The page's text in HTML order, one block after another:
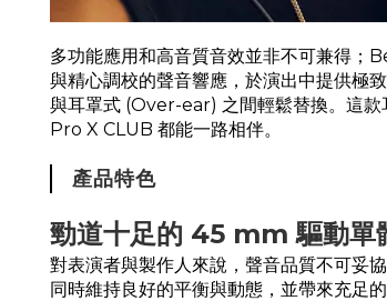
多功能應用和高音質音效並非不可兼得
與精心調校的聲音響應，於演出中提供極
與耳罩式 (Over-ear) 之間輕鬆替換。這款
Pro X CLUB 都能一路相伴。
產品特色
勁道十足的 45 mm 驅動單
對表演者與製作人來說，聲音品質不可
同時維持良好的平衡與動態，並帶來充足